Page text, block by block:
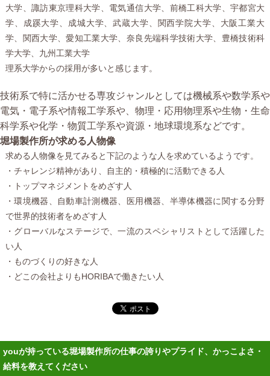
大学、諏訪東京理科大学、電気通信大学、前橋工科大学、宇都宮大
学、成蹊大学、成城大学、武蔵大学、関西学院大学、大阪工業大
学、関西大学、愛知工業大学、奈良先端科学技術大学、豊橋技術科
学大学、九州工業大学
理系大学からの採用が多いと感じます。
技術系で特に活かせる専攻ジャンルとしては機械系や数学系や
電気・電子系や情報工学系や、物理・応用物理系や生物・生命
科学系や化学・物質工学系や資源・地球環境系などです。
堀場製作所が求める人物像
求める人物像を見てみると下記のような人を求めているようです。
・チャレンジ精神があり、自主的・積極的に活動できる人
・トップマネジメントをめざす人
・環境機器、自動車計測機器、医用機器、半導体機器に関する分野
で世界的技術者をめざす人
・グローバルなステージで、一流のスペシャリストとして活躍した
い人
・ものづくりの好きな人
・どこの会社よりもHORIBAで働きたい人
youが持っている堀場製作所の仕事の誇りやプライド、かっこよさ・
給料を教えてください